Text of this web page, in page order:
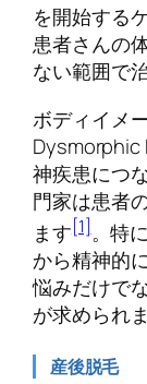
を開始する
患者さんの
ない範囲で
ボディイメ
Dysmorphic
神疾患につ
門家は患者
ます[1]。特
から精神的
悩みだけで
が求められま
産後脱毛